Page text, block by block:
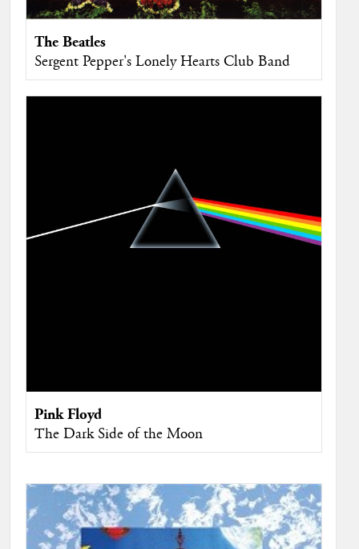
The Beatles
Sergent Pepper's Lonely Hearts Club Band
Pink Floyd
The Dark Side of the Moon